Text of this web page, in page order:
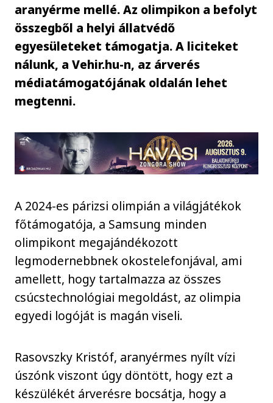
aranyérme mellé. Az olimpikon a befolyt
összegből a helyi állatvédő
egyesületeket támogatja. A liciteket
nálunk, a Vehir.hu-n, az árverés
médiatámogatójának oldalán lehet
megtenni.
A 2024-es párizsi olimpián a világjátékok
főtámogatója, a Samsung minden
olimpikont megajándékozott
legmodernebbnek okostelefonjával, ami
amellett, hogy tartalmazza az összes
csúcstechnológiai megoldást, az olimpia
egyedi logóját is magán viseli.
Rasovszky Kristóf, aranyérmes nyílt vízi
úszónk viszont úgy döntött, hogy ezt a
készülékét árverésre bocsátja, hogy a